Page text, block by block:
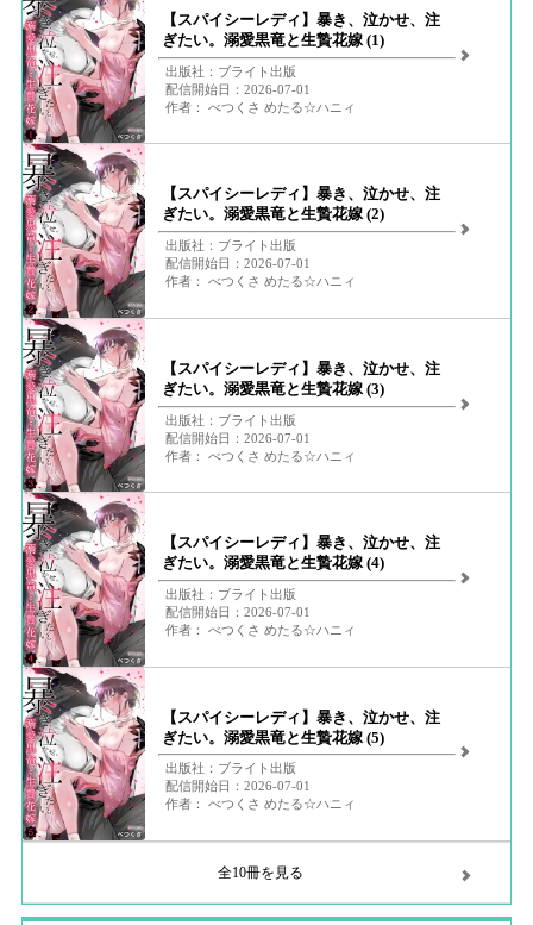
【スパイシーレディ】暴き、泣かせ、注
ぎたい。溺愛黒竜と生贄花嫁 (1)
出版社：ブライト出版
配信開始日：2026-07-01
作者： べつくさ めたる☆ハニィ
【スパイシーレディ】暴き、泣かせ、注
ぎたい。溺愛黒竜と生贄花嫁 (2)
出版社：ブライト出版
配信開始日：2026-07-01
作者： べつくさ めたる☆ハニィ
【スパイシーレディ】暴き、泣かせ、注
ぎたい。溺愛黒竜と生贄花嫁 (3)
出版社：ブライト出版
配信開始日：2026-07-01
作者： べつくさ めたる☆ハニィ
【スパイシーレディ】暴き、泣かせ、注
ぎたい。溺愛黒竜と生贄花嫁 (4)
出版社：ブライト出版
配信開始日：2026-07-01
作者： べつくさ めたる☆ハニィ
【スパイシーレディ】暴き、泣かせ、注
ぎたい。溺愛黒竜と生贄花嫁 (5)
出版社：ブライト出版
配信開始日：2026-07-01
作者： べつくさ めたる☆ハニィ
全10冊を見る